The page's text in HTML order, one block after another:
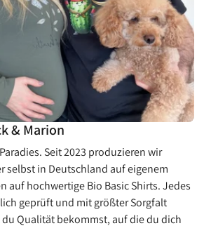
& Marion
Seit 2023 produzieren wir
selbst in Deutschland auf eigenem
auf hochwertige Bio Basic Shirts. Jedes
geprüft und mit größter Sorgfalt
Qualität bekommst, auf die du dich